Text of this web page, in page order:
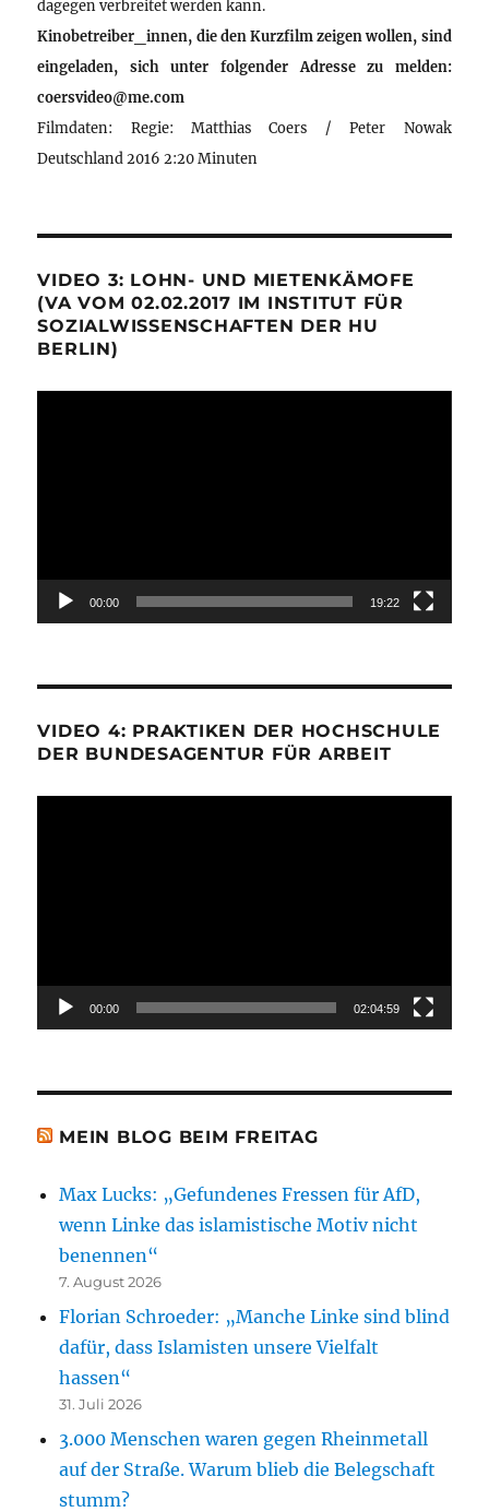
dagegen verbreitet werden kann.
Kinobetreiber_innen, die den Kurzfilm zeigen wollen, sind
eingeladen, sich unter folgender Adresse zu melden:
coersvideo@me.com
Filmdaten: Regie: Matthias Coers / Peter Nowak
Deutschland 2016 2:20 Minuten
VIDEO 3: LOHN- UND MIETENKÄMOFE
(VA VOM 02.02.2017 IM INSTITUT FÜR
SOZIALWISSENSCHAFTEN DER HU
BERLIN)
00:00 19:22
VIDEO 4: PRAKTIKEN DER HOCHSCHULE
DER BUNDESAGENTUR FÜR ARBEIT
00:00 02:04:59
MEIN BLOG BEIM FREITAG
Max Lucks: „Gefundenes Fressen für AfD,
wenn Linke das islamistische Motiv nicht
benennen“
7. August 2026
Florian Schroeder: „Manche Linke sind blind
dafür, dass Islamisten unsere Vielfalt
hassen“
31. Juli 2026
3.000 Menschen waren gegen Rheinmetall
auf der Straße. Warum blieb die Belegschaft
stumm?